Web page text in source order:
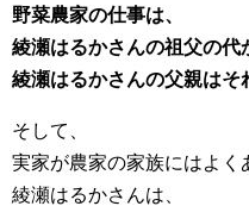
野菜農家の仕事は、
綾瀬はるかさんの祖父の代
綾瀬はるかさんの父親はそ
そして、
実家が農家の家族にはよく
綾瀬はるかさんは、